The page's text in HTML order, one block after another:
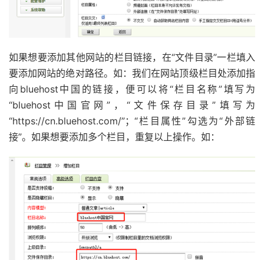
如果想要添加其他网站的栏目链接，在“文件目录”一栏填入
要添加网站的绝对路径。如：我们在网站顶级栏目处添加指
向bluehost中国的链接，便可以将“栏目名称”填写为
“bluehost中国官网”，“文件保存目录”填写为
“https://cn.bluehost.com/”；“栏目属性”勾选为“外部链
接”。如果想要添加多个栏目，重复以上操作。如：